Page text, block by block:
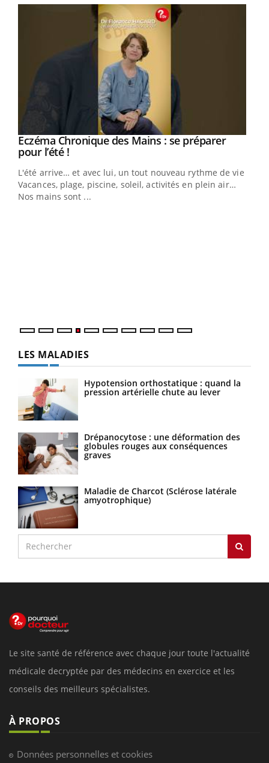
Youtube
Eczéma Chronique des Mains : se préparer
pour l’été !Youtube
L'été arrive… et avec lui, un tout nouveau rythme de vie !
Vacances, plage, piscine, soleil, activités en plein air…
Nos mains sont ...
LES MALADIES
Hypotension orthostatique : quand la
pression artérielle chute au lever
Drépanocytose : une déformation des
globules rouges aux conséquences
graves
Maladie de Charcot (Sclérose latérale
amyotrophique)
Le site santé de référence avec chaque jour toute l'actualité
médicale decryptée par des médecins en exercice et les
conseils des meilleurs spécialistes.
À PROPOS
Données personnelles et cookies